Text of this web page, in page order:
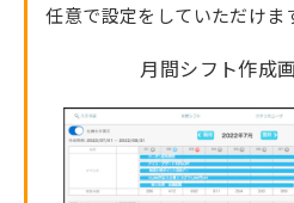
任意で設定をしていただけま
月間シフト作成